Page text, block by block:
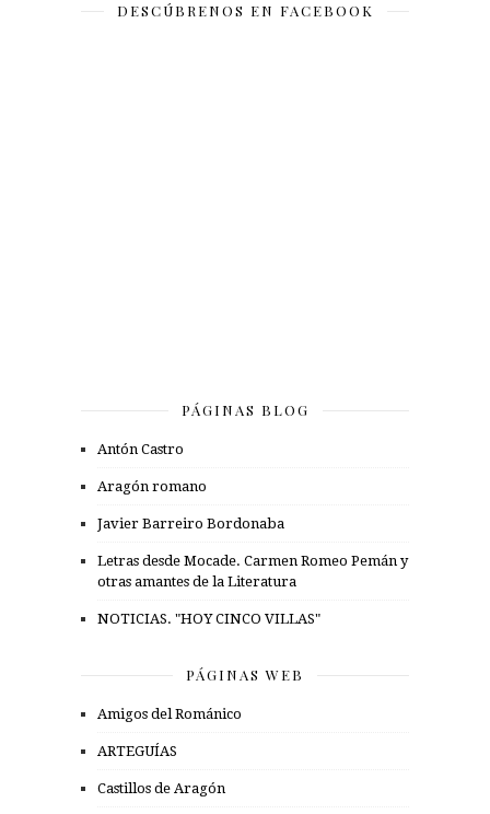
DESCÚBRENOS EN FACEBOOK
PÁGINAS BLOG
Antón Castro
Aragón romano
Javier Barreiro Bordonaba
Letras desde Mocade. Carmen Romeo Pemán y
otras amantes de la Literatura
NOTICIAS. "HOY CINCO VILLAS"
PÁGINAS WEB
Amigos del Románico
ARTEGUÍAS
Castillos de Aragón